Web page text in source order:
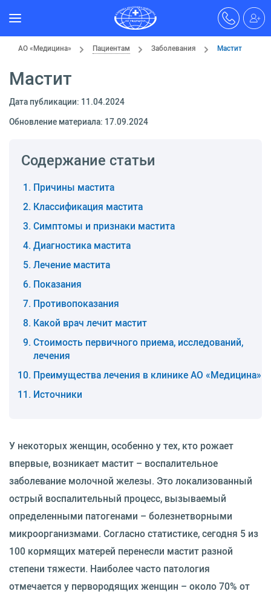
АО «Медицина» Пациентам Заболевания Мастит
Мастит
Дата публикации: 11.04.2024
Обновление материала: 17.09.2024
Содержание статьи
Причины мастита
Классификация мастита
Симптомы и признаки мастита
Диагностика мастита
Лечение мастита
Показания
Противопоказания
Какой врач лечит мастит
Стоимость первичного приема, исследований,
лечения
Преимущества лечения в клинике АО «Медицина»
Источники
У некоторых женщин, особенно у тех, кто рожает
впервые, возникает мастит – воспалительное
заболевание молочной железы. Это локализованный
острый воспалительный процесс, вызываемый
определенными патогенами – болезнетворными
микроорганизмами. Согласно статистике, сегодня 5 из
100 кормящих матерей перенесли мастит разной
степени тяжести. Наиболее часто патология
отмечается у первородящих женщин – около 70% от